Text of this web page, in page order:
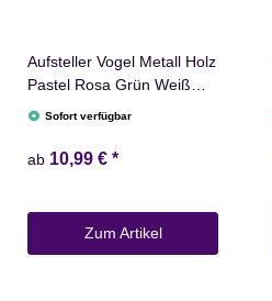
Aufsteller Vogel Metall Holz
Pastel Rosa Grün Weiß
GrauSofort verfügbar
ab 10,99 € *
Zum Artikel